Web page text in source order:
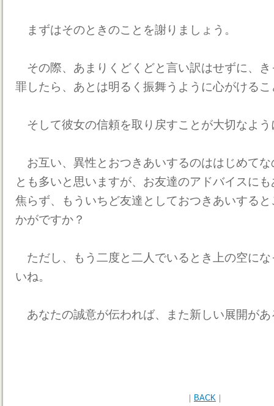
まずはそのときのことを謝りましょう。
その際、あまりくどくどと言い訳はせずに、
罪したら、あとは明るく振舞うように心がけるこ
そして彼女の信頼を取り戻すことが大切なよう
お互い、異性とおつきあいするのははじめて
とも多いと思いますが、お友達のアドバイスに
焦らず、もういちど友達としておつきあいする
かがですか？
ただし、もう二度と二人でいるとき上の空に
いね。
あなたの誠意が伝われば、また新しい展開があ
｜ BACK ｜